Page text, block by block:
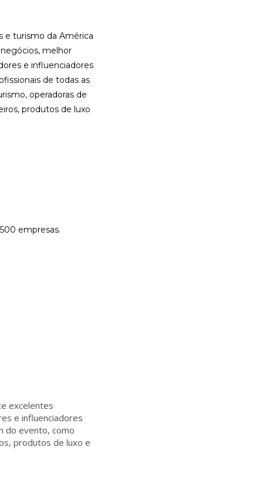
e turismo da América
melhor
e influenciadores
de todas as
operadoras de
produtos de luxo
empresas.
excelentes
e influenciadores
do evento, como
produtos de luxo e